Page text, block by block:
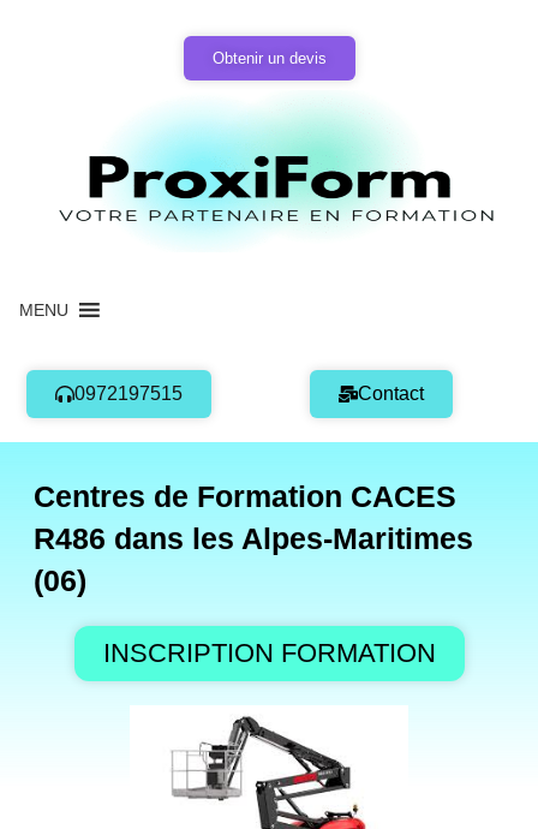
Obtenir un devis
MENU
0972197515 Contact
Centres de Formation CACES
R486 dans les Alpes-Maritimes
(06)
INSCRIPTION FORMATION